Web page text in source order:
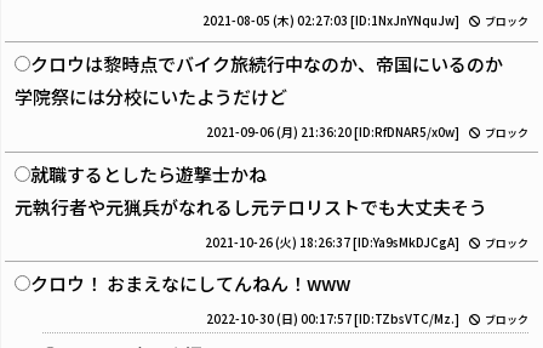
2021-08-05 (木) 02:27:03 [ID:1NxJnYNquJw] ブロック
クロウは黎時点でバイク旅続行中なのか、帝国にいるのか
学院祭には分校にいたようだけど
2021-09-06 (月) 21:36:20[ID:RfDNAR5/x0w] ブロック
就職するとしたら遊撃士かね
元執行者や元猟兵がなれるし元テロリストでも大丈夫そう
2021-10-26 (火) 18:26:37[ID:Ya9sMkDJCgA] ブロック
クロウ！ おまえなにしてんねん！www
2022-10-30 (日) 00:17:57[ID:TZbsVTC/Mz.] ブロック